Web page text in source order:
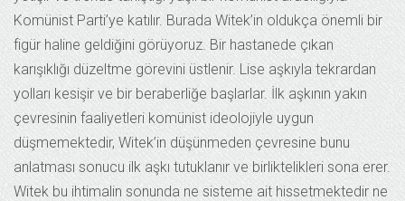
Komünist Parti’ye katılır. Burada Witek’in oldukça önemli bir
figür haline geldiğini görüyoruz. Bir hastanede çıkan
karışıklığı düzeltme görevini üstlenir. Lise aşkıyla tekrardan
yolları kesişir ve bir beraberliğe başlarlar. İlk aşkının yakın
çevresinin faaliyetleri komünist ideolojiyle uygun
düşmemektedir, Witek’in düşünmeden çevresine bunu
anlatması sonucu ilk aşkı tutuklanır ve birliktelikleri sona erer.
Witek bu ihtimalin sonunda ne sisteme ait hissetmektedir ne